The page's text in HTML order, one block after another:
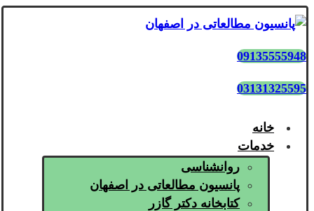
09135555948
03131325595
خانه
خدمات
روانشناسی
پانسیون مطالعاتی در اصفهان
کتابخانه دکتر گازر